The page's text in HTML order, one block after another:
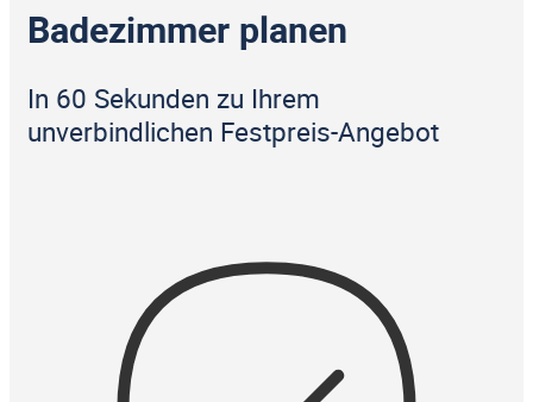
Badezimmer planen
In 60 Sekunden zu Ihrem
unverbindlichen Festpreis-Angebot